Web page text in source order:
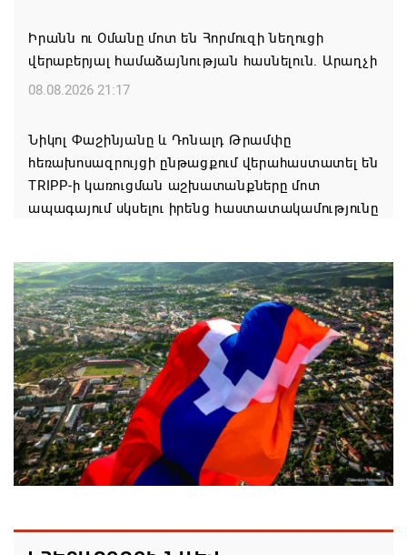
Իրանն ու Օմանը մոտ են Հորմուզի նեղուցի
վերաբերյալ համաձայնության հասնելուն. Արաղչի
08.08.2026 21:17
Նիկոլ Փաշինյանը և Դոնալդ Թրամփը
հեռախոսազրույցի ընթացքում վերահաստատել են
TRIPP-ի կառուցման աշխատանքները մոտ
ապագայում սկսելու իրենց հաստատակամությունը
Փաշինյանն ու Ալիևը հեռախոսազրույց են ունեցել․
քննարկվել է TRIPP երթուղու նախագծի
իրականացումը
08.08.2026 12:32
Մաքսիմ Հակոբյանն այսօր կդառնար 77
տարեկան
08.08.2026 09:40
մտահոգություն է հայտնել Եկեղեցու շուրջ